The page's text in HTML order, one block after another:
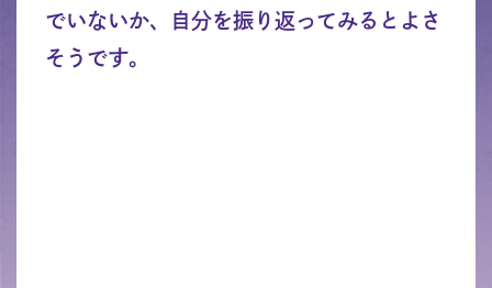
でいないか、自分を振り返ってみるとよさ
そうです。